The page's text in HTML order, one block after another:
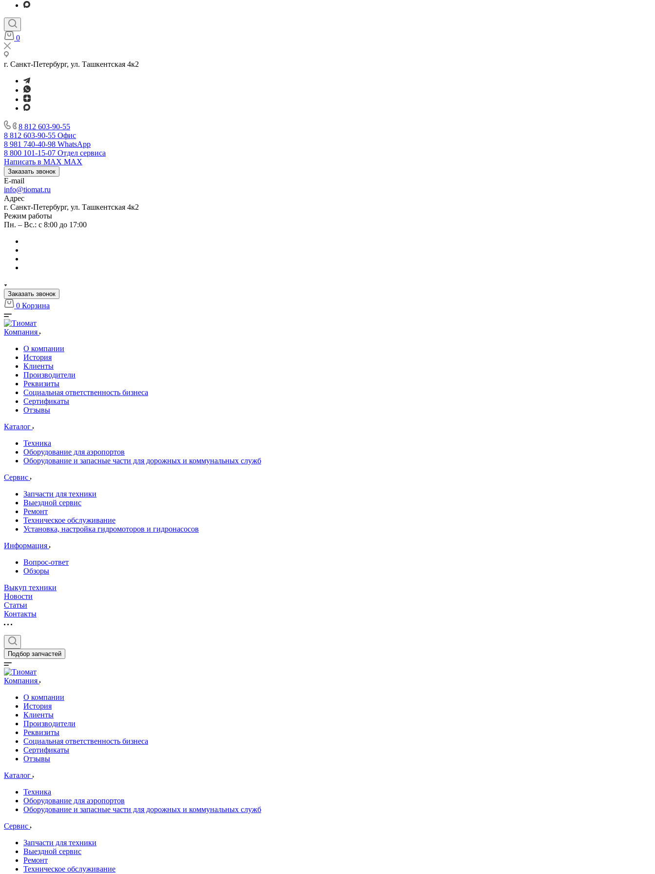
0
г. Санкт-Петербург, ул. Ташкентская 4к2
8 812 603-90-55
8 812 603-90-55 Офис
8 981 740-40-98 WhatsApp
8 800 101-15-07 Отдел сервиса
Написать в MAX MAX
Заказать звонок
E-mail
info@tiomat.ru
Адрес
г. Санкт-Петербург, ул. Ташкентская 4к2
Режим работы
Пн. – Вс.: с 8:00 до 17:00
Заказать звонок
0 Корзина
Компания
О компании
История
Клиенты
Производители
Реквизиты
Социальная ответственность бизнеса
Сертификаты
Отзывы
Каталог
Техника
Оборудование для аэропортов
Оборудование и запасные части для дорожных и коммунальных служб
Сервис
Запчасти для техники
Выездной сервис
Ремонт
Техническое обслуживание
Установка, настройка гидромоторов и гидронасосов
Информация
Вопрос-ответ
Обзоры
Выкуп техники
Новости
Статьи
Контакты
Подбор запчастей
Компания
О компании
История
Клиенты
Производители
Реквизиты
Социальная ответственность бизнеса
Сертификаты
Отзывы
Каталог
Техника
Оборудование для аэропортов
Оборудование и запасные части для дорожных и коммунальных служб
Сервис
Запчасти для техники
Выездной сервис
Ремонт
Техническое обслуживание